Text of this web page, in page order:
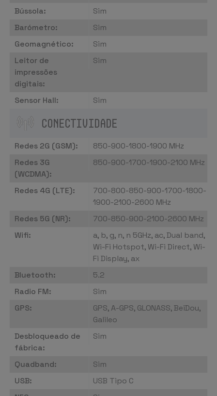
Bússola:
Sim
Barómetro:
Sim
Geomagnético:
Sim
Leitor de
impressões
digitais:
Sim
Sensor Hall: Sim
CONECTIVIDADE
Redes 2G (GSM):
850-900-1800-1900 MHz
Redes 3G
(WCDMA):
850-900-1700-1900-2100 MHz
Redes 4G (LTE):
700-800-850-900-1700-1800-
1900-2100-2600 MHz
Redes 5G (NR):
700-850-900-2100-2600 MHz
Wifi:
a, b, g, n, n 5GHz, ac, Dual band,
Wi-Fi Hotspot, Wi-Fi Direct, Wi-
Fi Display, ax
Bluetooth:
5.2
Radio FM:
Sim
GPS:
GPS, A-GPS, GLONASS, BeiDou,
Galileo
Desbloqueado de
fábrica:
Sim
Quadband:
Sim
USB:
USB Tipo C